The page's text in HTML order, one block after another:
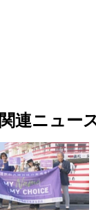
関連ニュー